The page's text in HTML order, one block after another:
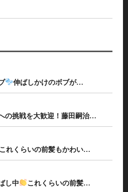
伸ばしかけのボブが…
の挑戦を大歓迎！藤田嗣治…
これくらいの前髪もかわい…
し中
これくらいの前髪…